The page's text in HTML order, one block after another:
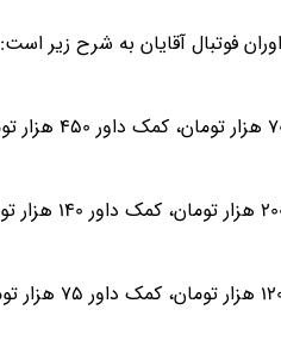
فوتبال آقایان به شرح زیر است: